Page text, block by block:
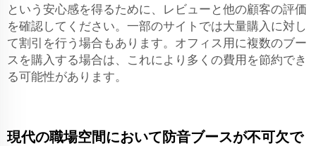
という安心感を得るために、レビューと他の顧客の評価
を確認してください。一部のサイトでは大量購入に対し
て割引を行う場合もあります。オフィス用に複数のブー
スを購入する場合は、これにより多くの費用を節約でき
る可能性があります。
現代の職場空間において防音ブースが不可欠で